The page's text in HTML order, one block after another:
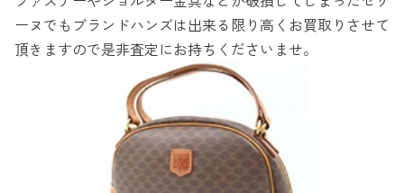
ーヌでもブランドハンズは出来る限り高くお買取りさせて
頂きますので是非査定にお持ちくださいませ。